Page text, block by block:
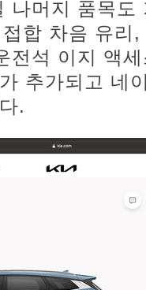
나머지 품목도
합 차음 유리
전석 이지 액
추가되고 네
.